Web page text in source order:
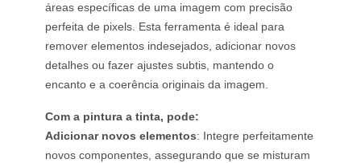
áreas específicas de uma imagem com precisão
perfeita de pixels. Esta ferramenta é ideal para
remover elementos indesejados, adicionar novos
detalhes ou fazer ajustes subtis, mantendo o
encanto e a coerência originais da imagem.
Com a pintura a tinta, pode:
Adicionar novos elementos: Integre perfeitamente
novos componentes, assegurando que se misturam